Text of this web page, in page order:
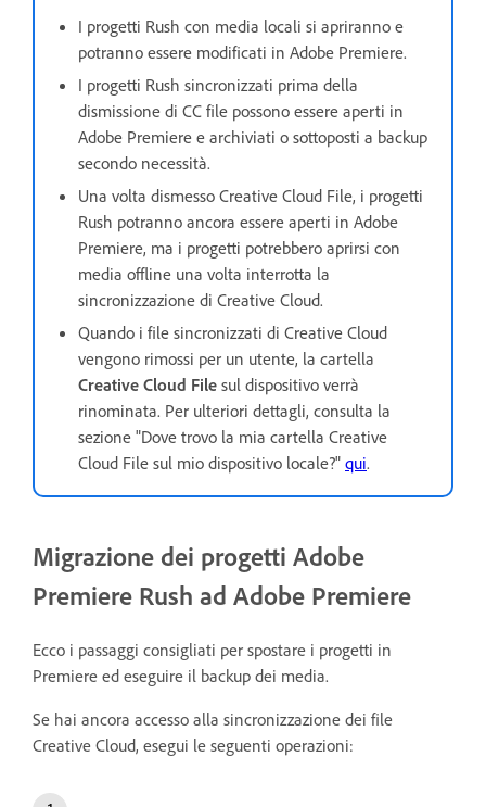
I progetti Rush con media locali si apriranno e
potranno essere modificati in Adobe Premiere.
I progetti Rush sincronizzati prima della
dismissione di CC file possono essere aperti in
Adobe Premiere e archiviati o sottoposti a backup
secondo necessità.
Una volta dismesso Creative Cloud File, i progetti
Rush potranno ancora essere aperti in Adobe
Premiere, ma i progetti potrebbero aprirsi con
media offline una volta interrotta la
sincronizzazione di Creative Cloud.
Quando i file sincronizzati di Creative Cloud
vengono rimossi per un utente, la cartella
Creative Cloud File sul dispositivo verrà
rinominata. Per ulteriori dettagli, consulta la
sezione "Dove trovo la mia cartella Creative
Cloud File sul mio dispositivo locale?" qui.
Migrazione dei progetti Adobe
Premiere Rush ad Adobe Premiere
Ecco i passaggi consigliati per spostare i progetti in
Premiere ed eseguire il backup dei media.
Se hai ancora accesso alla sincronizzazione dei file
Creative Cloud, esegui le seguenti operazioni: